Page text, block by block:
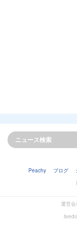
Peachy ブログ
運営会